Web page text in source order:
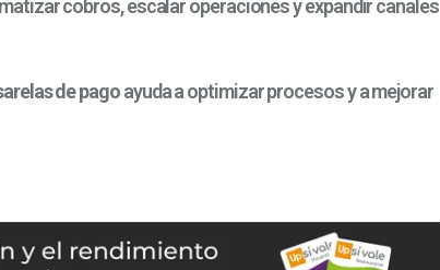
cobros, escalar operaciones y expandir canales
de pagoayuda a optimizar procesos y a mejorar